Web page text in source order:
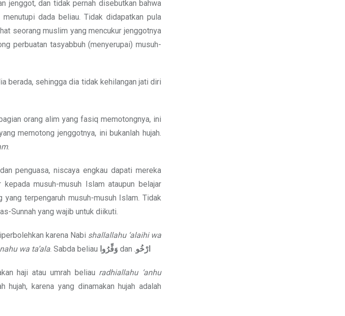
jenggot, dan tidak pernah disebutkan bahwa
dada beliau. Tidak didapatkan pula
seorang muslim yang mencukur jenggotnya
perbuatan tasyabbuh (menyerupai) musuh-
berada, sehingga dia tidak kehilangan jati diri
orang alim yang fasiq memotongnya, ini
memotong jenggotnya, ini bukanlah hujah.
.
penguasa, niscaya engkau dapati mereka
musuh-musuh Islam ataupun belajar
yang terpengaruh musuh-musuh Islam. Tidak
Sunnah yang wajib untuk diikuti.
karena Nabi shallallahu ‘alaihi wa
wa ta’ala. Sabda beliau وَفِّرُوا dan .ارْخُو
haji atau umrah beliau radhiallahu ‘anhu
karena yang dinamakan hujah adalah